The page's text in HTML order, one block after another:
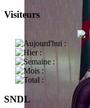
Visiteurs
SNDL